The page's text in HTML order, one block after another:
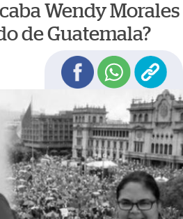
Wendy Morales
de Guatemala?